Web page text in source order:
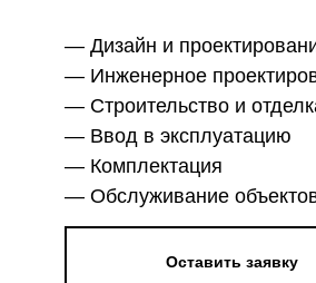
— Дизайн и
— Инженерное
— Строительство и
— Ввод в эксплуатацию
— Комплектация
— Обслуживание
Оставить заявку